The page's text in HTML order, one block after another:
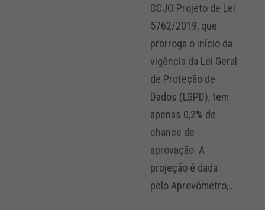
CCJO Projeto de Lei
5762/2019, que
prorroga o início da
vigência da Lei Geral
de Proteção de
Dados (LGPD), tem
apenas 0,2% de
chance de
aprovação. A
projeção é dada
pelo Aprovômetro,...